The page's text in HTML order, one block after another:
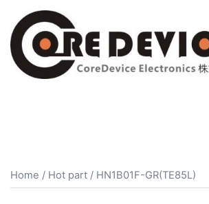
Home / Hot part / HN1B01F-GR(TE85L)